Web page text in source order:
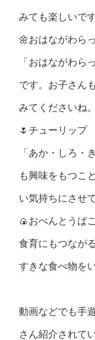
みても楽しいです
🌼おはながわら
「おはながわら
です。お子さん
みてくださいね。
🌷チューリップ
「あか・しろ・
も興味をもつこ
い気持ちにさせ
🍙おべんとうば
食育にもつなが
すきな食べ物を
動画などでも手
さん紹介されて